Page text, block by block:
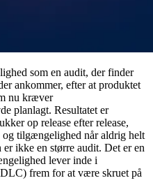
som en audit, der finder
ankommer, efter at produktet
nu kræver
planlagt. Resultatet er
op release efter release,
tilgængelighed når aldrig helt
ikke en større audit. Det er en
lever inde i
frem for at være skruet på